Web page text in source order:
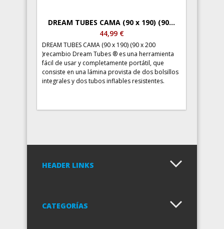
DREAM TUBES CAMA (90 x 190) (90...
44,99 €
DREAM TUBES CAMA (90 x 190) (90 x 200
)recambio Dream Tubes ® es una herramienta
fácil de usar y completamente portátil, que
consiste en una lámina provista de dos bolsillos
integrales y dos tubos inflables resistentes.
HEADER LINKS
CATEGORÍAS